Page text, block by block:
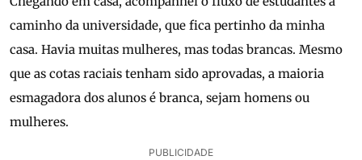
caminho da universidade, que fica pertinho da minha
casa. Havia muitas mulheres, mas todas brancas. Mesmo
que as cotas raciais tenham sido aprovadas, a maioria
esmagadora dos alunos é branca, sejam homens ou
mulheres.
PUBLICIDADE